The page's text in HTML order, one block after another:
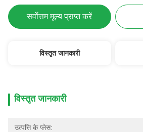
सर्वोत्तम मूल्य प्राप्त करें
विस्तृत जानकारी
विस्तृत जानकारी
उत्पत्ति के प्लेस: